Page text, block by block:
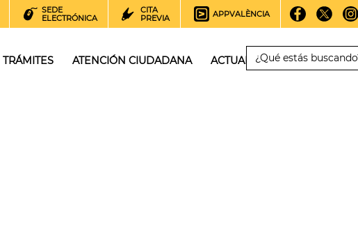
SEDE
ELECTRÓNICA
CITA
PREVIA
APPVALÈNCIA
TRÁMITES ATENCIÓN CIUDADANA ACTUALIDAD